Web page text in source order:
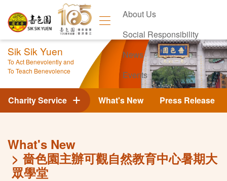
About Us
Social Responsibility
News
Events
Contact Us
Sik Sik Yuen
To Act Benevolently and
To Teach Benevolence
What's New Press Release
Charity Service
What's New
嗇色園主辦可觀自然教育中心暑期大
眾學堂